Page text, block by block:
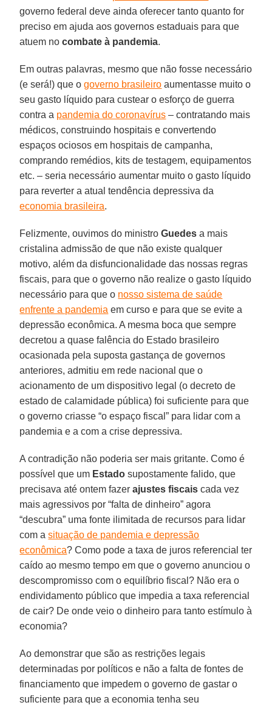
governo federal deve ainda oferecer tanto quanto for
preciso em ajuda aos governos estaduais para que
atuem no combate à pandemia.
Em outras palavras, mesmo que não fosse necessário
(e será!) que ogoverno brasileiro aumentasse muito o
seu gasto líquido para custear o esforço de guerra
contra a pandemia do coronavírus – contratando mais
médicos, construindo hospitais e convertendo
espaços ociosos em hospitais de campanha,
comprando remédios, kits de testagem, equipamentos
etc. – seria necessário aumentar muito o gasto líquido
para reverter a atual tendência depressiva da
economia brasileira.
Felizmente, ouvimos do ministroGuedes a mais
cristalina admissão de que não existe qualquer
motivo, além da disfuncionalidade das nossas regras
fiscais, para que o governo não realize o gasto líquido
necessário para que o nosso sistema de saúde
enfrente a pandemia em curso e para que se evite a
depressão econômica. A mesma boca que sempre
decretou a quase falência do Estado brasileiro
ocasionada pela suposta gastança de governos
anteriores, admitiu em rede nacional que o
acionamento de um dispositivo legal (o decreto de
estado de calamidade pública) foi suficiente para que
o governo criasse “o espaço fiscal” para lidar com a
pandemia e a com a crise depressiva.
A contradição não poderia ser mais gritante. Como é
possível que um Estado supostamente falido, que
precisava até ontem fazerajustes fiscais cada vez
mais agressivos por “falta de dinheiro” agora
“descubra” uma fonte ilimitada de recursos para lidar
com asituação de pandemia e depressão
econômica? Como pode a taxa de juros referencial ter
caído ao mesmo tempo em que o governo anunciou o
descompromisso com o equilíbrio fiscal? Não era o
endividamento público que impedia a taxa referencial
de cair? De onde veio o dinheiro para tanto estímulo à
economia?
Ao demonstrar que são as restrições legais
determinadas por políticos e não a falta de fontes de
financiamento que impedem o governo de gastar o
suficiente para que a economia tenha seu